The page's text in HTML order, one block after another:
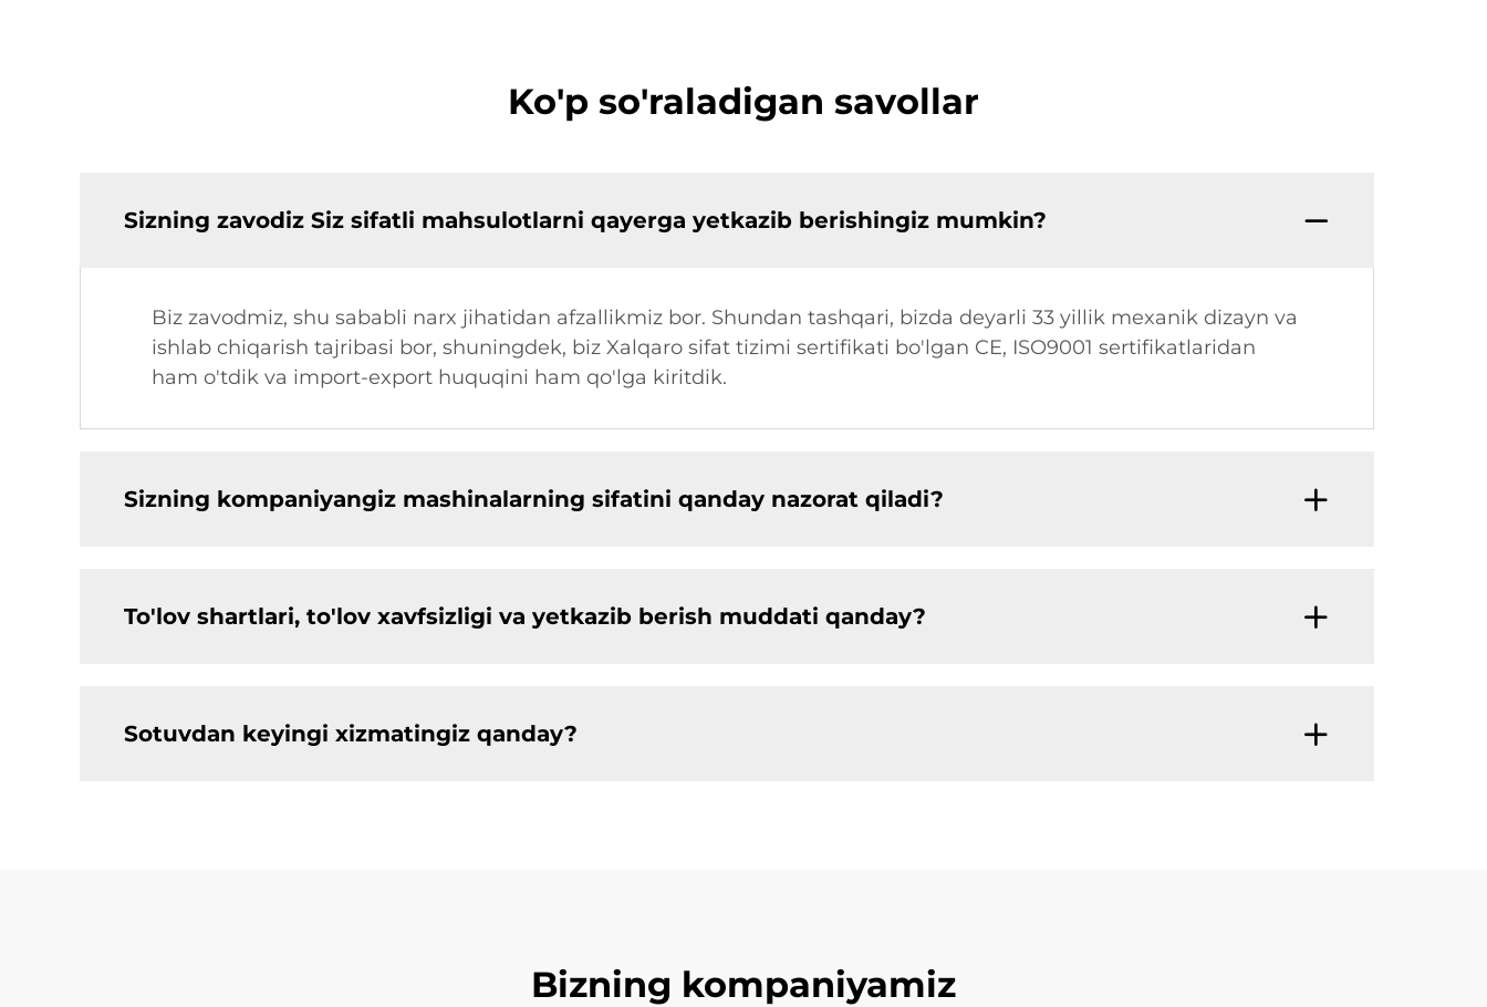
Ko'p so'raladigan savollar
Sizning zavodiz Siz sifatli mahsulotlarni qayerga yetkazib berishingiz mumkin?
Biz zavodmiz, shu sababli narx jihatidan afzallikmiz bor. Shundan tashqari, bizda deyarli 33 yillik mexanik dizayn va
ishlab chiqarish tajribasi bor, shuningdek, biz Xalqaro sifat tizimi sertifikati bo'lgan CE, ISO9001 sertifikatlaridan
ham o'tdik va import-export huquqini ham qo'lga kiritdik.
Sizning kompaniyangiz mashinalarning sifatini qanday nazorat qiladi?
To'lov shartlari, to'lov xavfsizligi va yetkazib berish muddati qanday?
Sotuvdan keyingi xizmatingiz qanday?
Bizning kompaniyamiz